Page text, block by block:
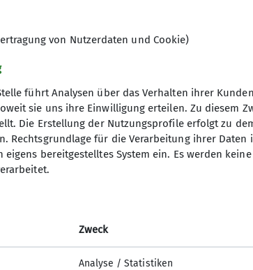
Schussenried.
auch der Ort, an dem das Stück in
vom DAV Biberach betrieben wird.
für das Projekt. „Klima-
kümmert sich zusammen mit Iris
uns ist es etwas Besonderes, in der
von Nutzerdaten und Cookie)
führt Analysen über das Verhalten ihrer
sie uns ihre Einwilligung erteilen. Zu diesem
Die Erstellung der Nutzungsprofile erfolgt zu
Rechtsgrundlage für die Verarbeitung ihrer Daten
eigens bereitgestelltes System ein. Es werden
Zweck
Analyse / Statistiken